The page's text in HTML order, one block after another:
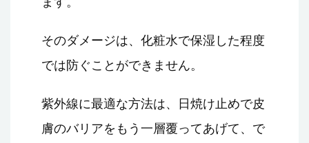
そのダメージは、化粧水で保湿した程度
では防ぐことができません。
紫外線に最適な方法は、日焼け止めで皮
膚のバリアをもう一層覆ってあげて、で